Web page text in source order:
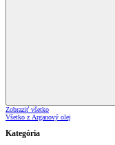
Zobraziť všetko
Všetko z Arganový olej
Kategória